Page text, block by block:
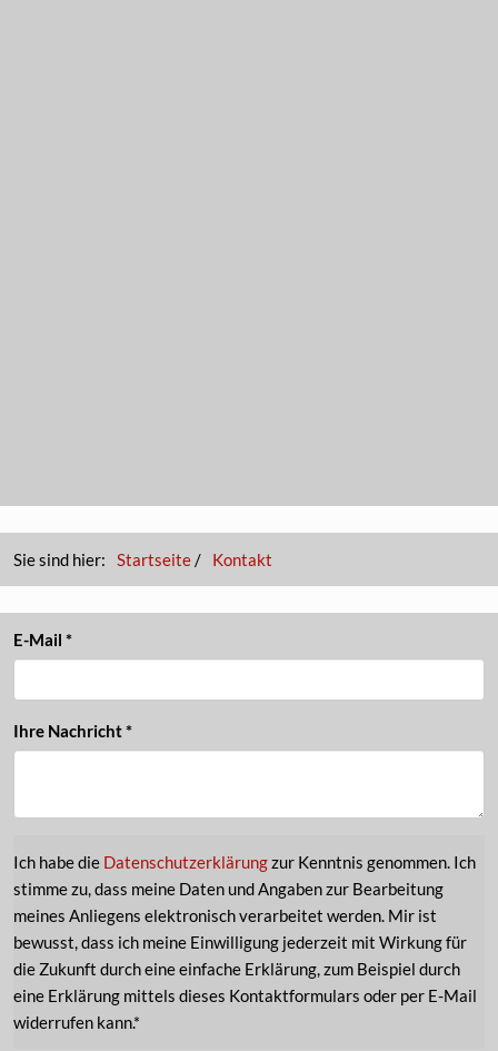
Sie sind hier: Startseite / Kontakt
E-Mail *
Ihre Nachricht*
Ich habe die Datenschutzerklärungzur Kenntnis genommen. Ich
stimme zu, dass meine Daten und Angaben zur Bearbeitung
meines Anliegens elektronisch verarbeitet werden. Mir ist
bewusst, dass ich meine Einwilligung jederzeit mit Wirkung für
die Zukunft durch eine einfache Erklärung, zum Beispiel durch
eine Erklärung mittels dieses Kontaktformulars oder per E-Mail
widerrufen kann.*